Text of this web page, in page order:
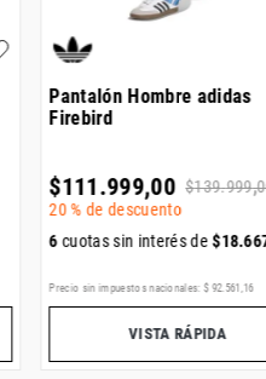
Pantalón Hombre adidas
Firebird
$111.999,00 $139.999,
20 % de descuento
6cuotas sin interés de$18.
Precio sin impuestos nacionales: $ 92. 561,16
VISTA RÁPIDA